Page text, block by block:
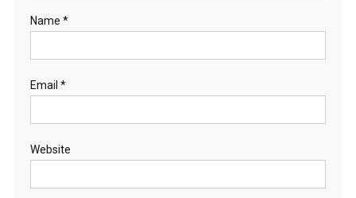
Name *
Email *
Website